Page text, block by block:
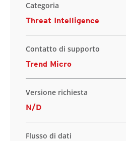
Categoria
Threat Intelligence
Contatto di supporto
Trend Micro
Versione richiesta
N/D
Flusso di dati